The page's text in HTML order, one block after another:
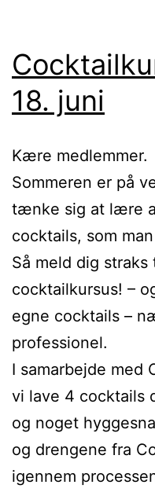
18. juni
Kære medlemmer.
Sommeren er på
tænke sig at lære
cocktails, som
Så meld dig
cocktailkursus! –
egne cocktails –
professionel.
I samarbejde med
vi lave 4 cocktails
og noget
og drengene fra
igennem